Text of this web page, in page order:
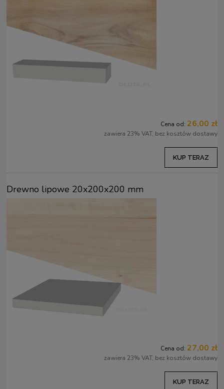
Cena od: 26,00 zł
zawiera 23% VAT, bez kosztów dostawy
KUP TERAZ
Drewno lipowe 20x200x200 mm
Cena od: 27,00 zł
zawiera 23% VAT, bez kosztów dostawy
KUP TERAZ